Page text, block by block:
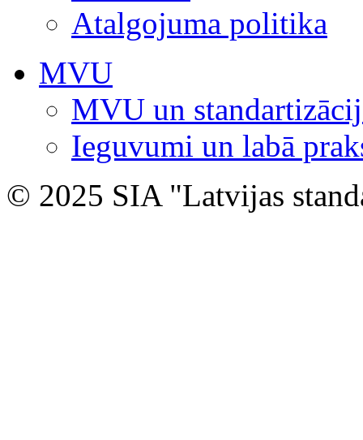
Atalgojuma politika
MVU
MVU un
Ieguvumi un labā
© 2025 SIA "Latvijas